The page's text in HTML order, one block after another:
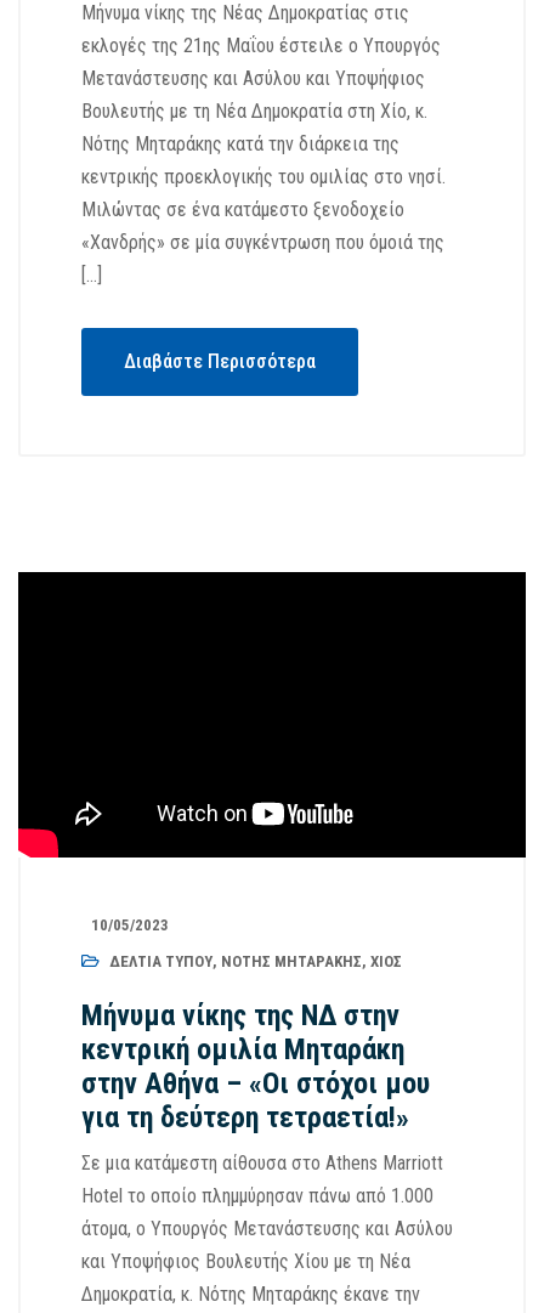
Μήνυμα νίκης της Νέας Δημοκρατίας στις
εκλογές της 21ης Μαΐου έστειλε ο Υπουργός
Μετανάστευσης και Ασύλου και Υποψήφιος
Βουλευτής με τη Νέα Δημοκρατία στη Χίο, κ.
Νότης Μηταράκης κατά την διάρκεια της
κεντρικής προεκλογικής του ομιλίας στο νησί.
Μιλώντας σε ένα κατάμεστο ξενοδοχείο
«Χανδρής» σε μία συγκέντρωση που όμοιά της
[…]
Διαβάστε Περισσότερα
10/05/2023
ΔΕΛΤΊΑ ΤΎΠΟΥ, ΝΌΤΗΣ ΜΗΤΑΡΆΚΗΣ, ΧΊΟΣ
Μήνυμα νίκης της ΝΔ στην
κεντρική ομιλία Μηταράκη
στην Αθήνα – «Οι στόχοι μου
για τη δεύτερη τετραετία!»
Σε μια κατάμεστη αίθουσα στο Athens Marriott
Hotel το οποίο πλημμύρησαν πάνω από 1.000
άτομα, ο Υπουργός Μετανάστευσης και Ασύλου
και Υποψήφιος Βουλευτής Χίου με τη Νέα
Δημοκρατία, κ. Νότης Μηταράκης έκανε την